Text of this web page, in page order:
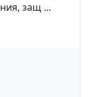
защ ...